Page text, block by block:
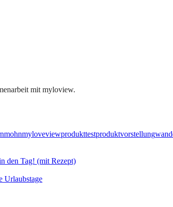
mit myloview.
mohnmyloveviewprodukttestproduktvorstellung
den Tag! (mit Rezept)
Urlaubstage